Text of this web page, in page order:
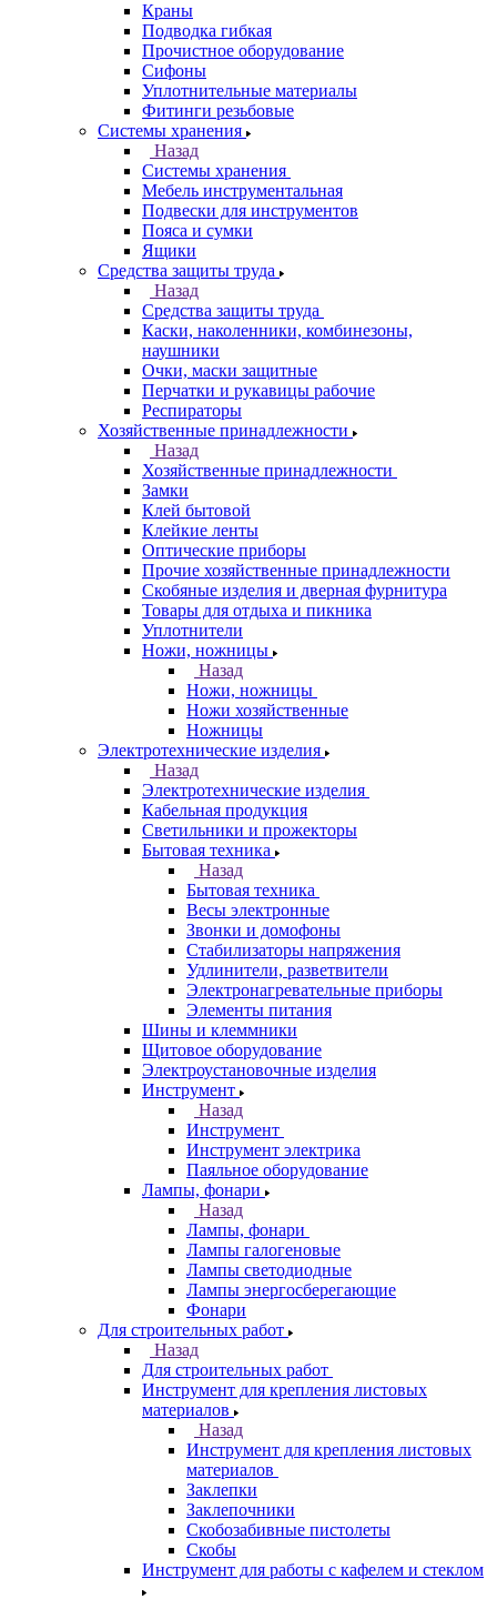
Краны
Подводка гибкая
Прочистное оборудование
Сифоны
Уплотнительные материалы
Фитинги резьбовые
Системы хранения
Назад
Системы хранения
Мебель инструментальная
Подвески для инструментов
Пояса и сумки
Ящики
Средства защиты труда
Назад
Средства защиты труда
Каски, наколенники, комбинезоны,
наушники
Очки, маски защитные
Перчатки и рукавицы рабочие
Респираторы
Хозяйственные принадлежности
Назад
Хозяйственные принадлежности
Замки
Клей бытовой
Клейкие ленты
Оптические приборы
Прочие хозяйственные принадлежности
Скобяные изделия и дверная фурнитура
Товары для отдыха и пикника
Уплотнители
Ножи, ножницы
Назад
Ножи, ножницы
Ножи хозяйственные
Ножницы
Электротехнические изделия
Назад
Электротехнические изделия
Кабельная продукция
Светильники и прожекторы
Бытовая техника
Назад
Бытовая техника
Весы электронные
Звонки и домофоны
Стабилизаторы напряжения
Удлинители, разветвители
Электронагревательные приборы
Элементы питания
Шины и клеммники
Щитовое оборудование
Электроустановочные изделия
Инструмент
Назад
Инструмент
Инструмент электрика
Паяльное оборудование
Лампы, фонари
Назад
Лампы, фонари
Лампы галогеновые
Лампы светодиодные
Лампы энергосберегающие
Фонари
Для строительных работ
Назад
Для строительных работ
Инструмент для крепления листовых
материалов
Назад
Инструмент для крепления листовых
материалов
Заклепки
Заклепочники
Скобозабивные пистолеты
Скобы
Инструмент для работы с кафелем и стеклом